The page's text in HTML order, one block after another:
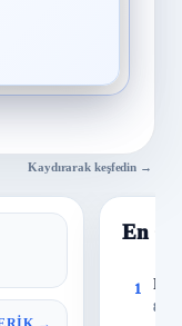
Kaydırarak keşfedin →
En
1
8